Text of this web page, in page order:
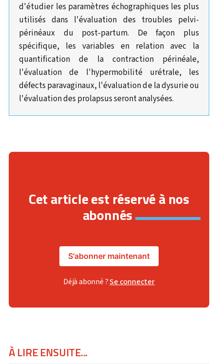
d'étudier les paramètres échographiques les plus
utilisés dans l'évaluation des troubles pelvi-
périnéaux du post-partum. De façon plus
spécifique, les variables en relation avec la
quantification de la contraction périnéale,
l'évaluation de l'hypermobilité urétrale, les
défects paravaginaux, l'évaluation de la dysurie ou
l'évaluation des prolapsus seront analysées.
Cet article est réservé à nos
abonnés
S'abonner maintenant
Déjà abonné ?Se connecter
À LIRE ENSUITE...